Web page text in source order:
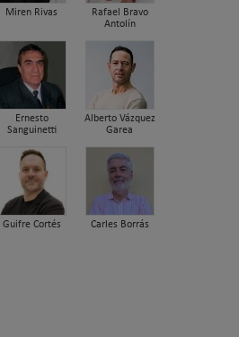
Miren Rivas
Rafael Bravo
Antolín
Ernesto
Sanguinetti
Alberto Vázquez
Garea
Guifre Cortés Carles Borrás